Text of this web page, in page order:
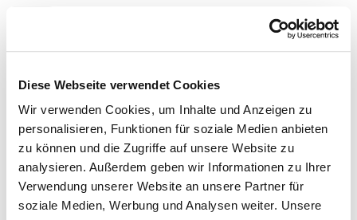
Diese Webseite verwendet Cookies
Wir verwenden Cookies, um Inhalte und Anzeigen zu
personalisieren, Funktionen für soziale Medien anbieten
zu können und die Zugriffe auf unsere Website zu
analysieren. Außerdem geben wir Informationen zu Ihrer
Verwendung unserer Website an unsere Partner für
soziale Medien, Werbung und Analysen weiter. Unsere
Zur Krankenhaus-Startseite
Universitätsklinikum
Frankfurt